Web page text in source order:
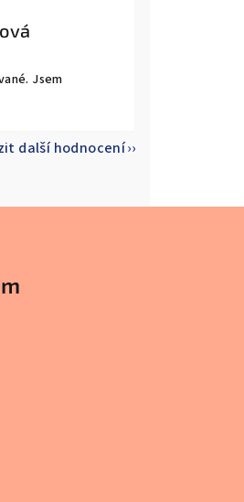
je 5 z 5 hvězdiček.
Jsem
další hodnocení